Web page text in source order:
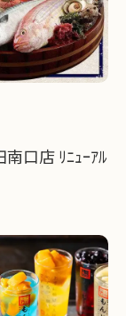
口店 ﾘﾆｭｰｱﾙ